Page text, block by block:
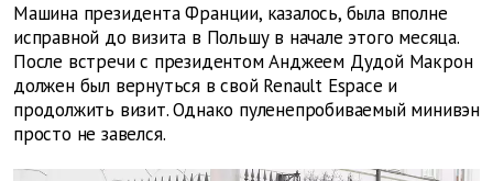
Машина президента Франции, казалось, была вполне
исправной до визита в Польшу в начале этого месяца.
После встречи с президентом Анджеем Дудой Макрон
должен был вернуться в свой Renault Espace и
продолжить визит. Однако пуленепробиваемый минивэн
просто не завелся.